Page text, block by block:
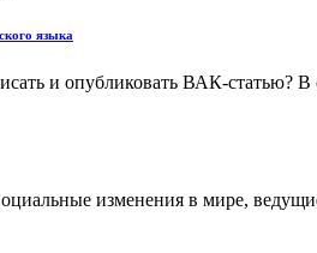
языка
и опубликовать ВАК-статью?
изменения в мире, ведущие к